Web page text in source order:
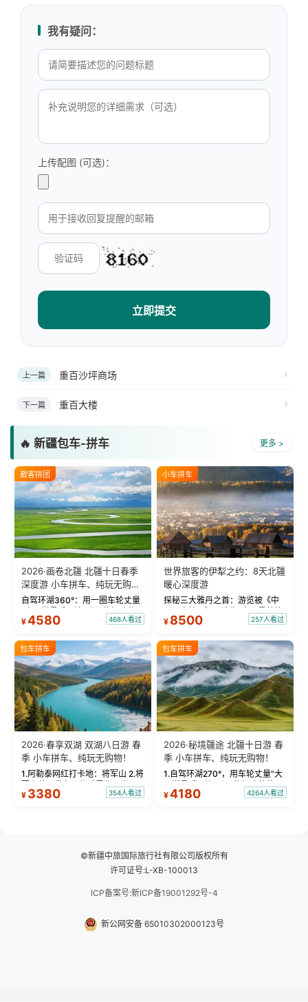
我有疑问：
上传配图 (可选)：
立即提交
上一篇 重百沙坪商场
下一篇 重百大楼
🔥 新疆包车-拼车 更多 >
散客拼团
2026·画卷北疆 北疆十日春季
深度游 小车拼车、纯玩无购
物！
自驾环湖360°：用一圈车轮丈量
“大西洋最后一滴眼泪”的极致蔚
蓝。 赛湖旅拍：甄选多款风格服
绝美瞬间。 赛湖坦克300跟车视
频：专业摄影师...
¥4580 468人看过
小车拼车
世界旅客的伊犁之约：8天北疆
暖心深度游
探秘三大雅丹之首：游览被《中
国国家地理》评选为“中国最美的
三大雅丹”第一名的克拉玛依魔鬼
瓦人最大村落——禾木村，欣赏
晨雾与小木...
¥ 8500 257人看过
包车拼车
2026·春享双湖 双湖八日游 春
季 小车拼车、纯玩无购物！
1.阿勒泰网红打卡地：将军山 2.将
军山落日缆车，体验雪都风光 3.
将军山，夕阳派对，蹦迪party 4.
¥ 3380 354人看过
包车拼车
2026·秘境疆途 北疆十日游 春
季 小车拼车、纯玩无购物！
1.自驾环湖270°，用车轮丈量“大
西洋最后一滴眼泪”的极致蔚蓝，
让雪山、花海与深邃湖水在转弯
¥4180 4264人看过
©新疆中旅国际旅行社有限公司版权所有
许可证号:L-XB-100013
ICP备案号:新ICP备19001292号-4
新公网安备 65010302000123号